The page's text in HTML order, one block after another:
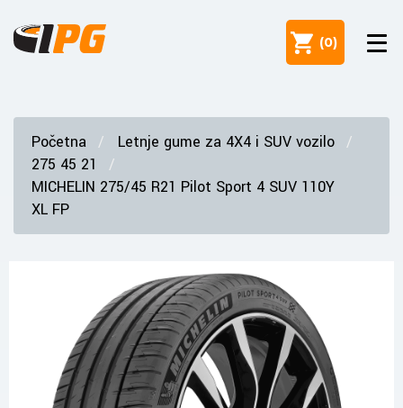
(0)
Početna
Letnje gume za 4X4 i SUV vozilo
275 45 21
MICHELIN 275/45 R21 Pilot Sport 4 SUV 110Y
XL FP